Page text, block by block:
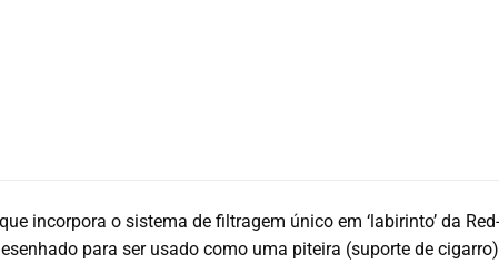
incorpora o sistema de filtragem único em ‘labirinto’ da
para ser usado como uma piteira (suporte de